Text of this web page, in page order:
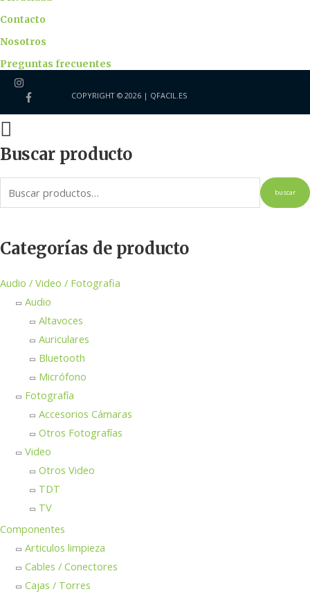
Contacto
Nosotros
Preguntas frecuentes
COPYRIGHT © 2026 | QFACIL.ES
Buscar producto
buscar
Categorías de producto
Audio / Video / Fotografia
Audio
Altavoces
Auriculares
Bluetooth
Micrófono
Fotografía
Accesorios Cámaras
Otros Fotografías
Video
Otros Video
TDT
TV
Componentes
Articulos limpieza
Cables / Conectores
Cajas / Torres